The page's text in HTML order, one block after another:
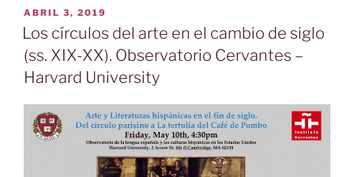
PUBLICADO
EL
ABRIL 3, 2019
Los círculos del arte en el cambio de siglo
(ss. XIX-XX). Observatorio Cervantes –
Harvard University